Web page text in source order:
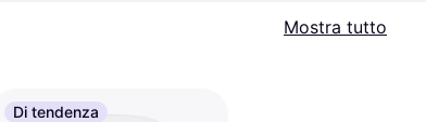
Mostra tutto
Di tendenza